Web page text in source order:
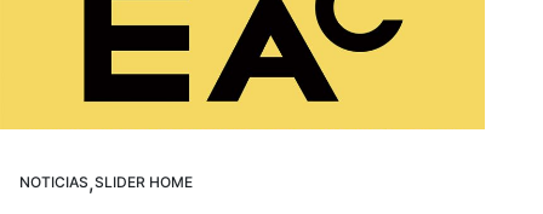
NOTICIAS,SLIDER HOME